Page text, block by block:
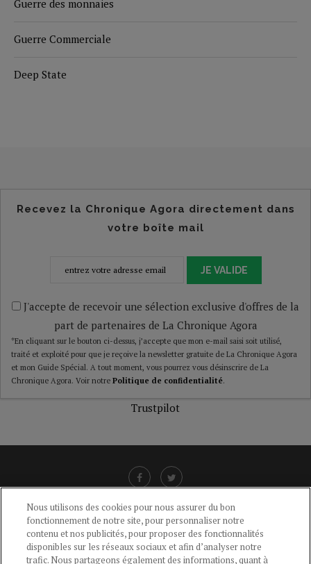
Guerre des monnaies
Guerre Commerciale
Deep State
Recevez la Chronique Agora directement dans
votre boîte mail
JE VALIDE
J'accepte de recevoir une sélection exclusive d'offres de la
part de partenaires de La Chronique Agora
*En cliquant sur le bouton ci-dessus, j’accepte que mon e-mail saisi soit utilisé,
traité et exploité pour que je reçoive la newsletter gratuite de La Chronique Agora
et mon Guide Spécial. A tout moment, vous pourrez vous désinscrire de La
Chronique Agora. Voir notre Politique de confidentialité.
Trustpilot
CGU-POLITIQUE DE CONFIDENTIALITÉ -POLITIQUE DES COOKIES
Nous utilisons des cookies pour nous assurer du bon
fonctionnement de notre site, pour personnaliser notre
contenu et nos publicités, pour proposer des fonctionnalités
disponibles sur les réseaux sociaux et afin d’analyser notre
trafic. Nous partageons également des informations, quant à